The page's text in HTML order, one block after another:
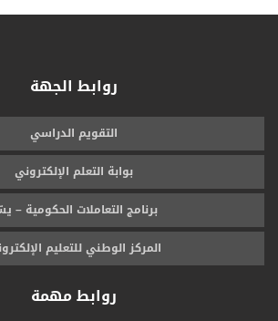
روابط الجهة
التقويم الدراسي
بوابة التعلم الإلكتروني
برنامج التعاملات الحكومية –
المركز الوطني للتعليم
روابط مهمة